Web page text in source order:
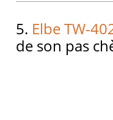
5. Elbe TW-
de son pas